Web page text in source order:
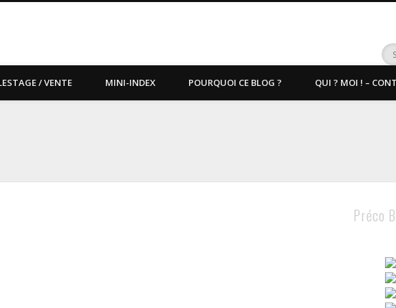
/ VENTE MINI-INDEX POURQUOI CE BLOG ? QUI ? MOI ! –
Préco